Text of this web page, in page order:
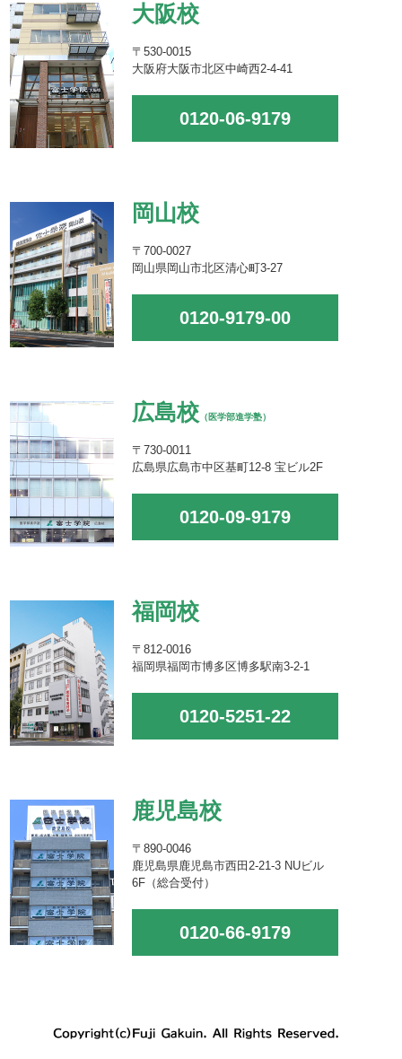
大阪校
〒530-0015
大阪府大阪市北区中崎西2-4-41
0120-06-9179
岡山校
〒700-0027
岡山県岡山市北区清心町3-27
0120-9179-00
広島校 （医学部進学塾）
〒730-0011
広島県広島市中区基町12-8 宝ビル2F
0120-09-9179
福岡校
〒812-0016
福岡県福岡市博多区博多駅南3-2-1
0120-5251-22
鹿児島校
〒890-0046
鹿児島県鹿児島市西田2-21-3 NUビル
6F（総合受付）
0120-66-9179